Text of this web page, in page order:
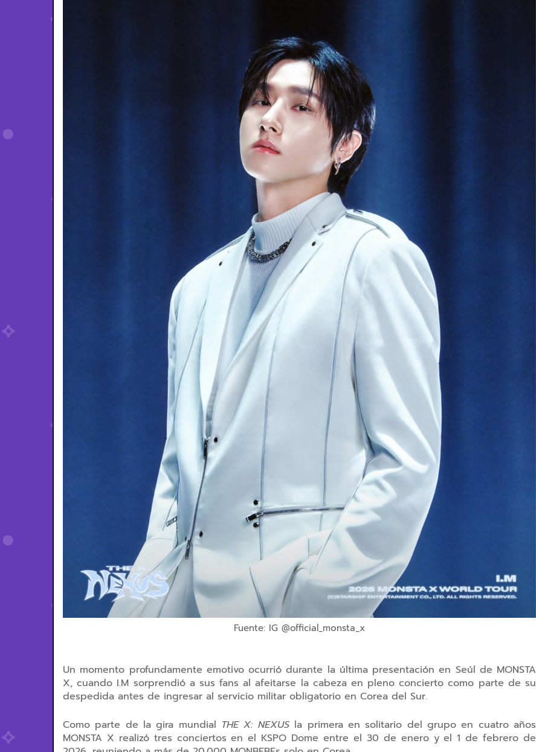
Fuente: IG @official_monsta_x
Un momento profundamente emotivo ocurrió durante la última presentación en Seúl de MONSTA
X, cuando I.M sorprendió a sus fans alafeitarse la cabeza en pleno concierto como parte de su
despedida antes de ingresar al servicio militar obligatorio en Corea del Sur.
Como parte de lagira mundial THE X: NEXUSla primera en solitario del grupo en cuatro años
MONSTA X realizó tres conciertos en el KSPO Dome entre el 30 de enero y el 1 de febrero de